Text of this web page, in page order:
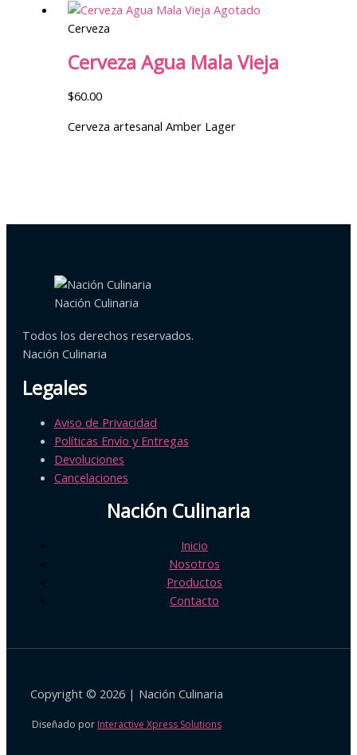
Agotado
Cerveza
Cerveza Agua Mala Vieja
$60.00
Cerveza artesanal Amber Lager
Nación Culinaria
Todos los derechos reservados.
Nación Culinaria
Legales
Aviso de Privacidad
Políticas Envío y Entregas
Devoluciones
Cancelaciones
Nación Culinaria
Inicio
Nosotros
Productos
Contacto
Copyright © 2026 | Nación Culinaria
Diseñado por Interactive Xpress Solutions